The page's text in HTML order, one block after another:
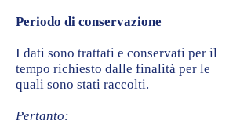
Periodo di conservazione
I dati sono trattati e conservati per il
tempo richiesto dalle finalità per le
quali sono stati raccolti.
Pertanto: